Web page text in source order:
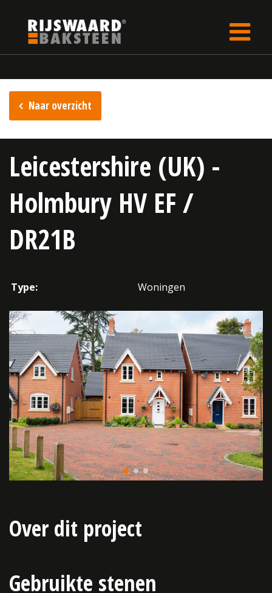
Naar overzicht
Leicestershire (UK) -
Holmbury HV EF /
DR21B
Type: Woningen
Over dit project
Gebruikte stenen